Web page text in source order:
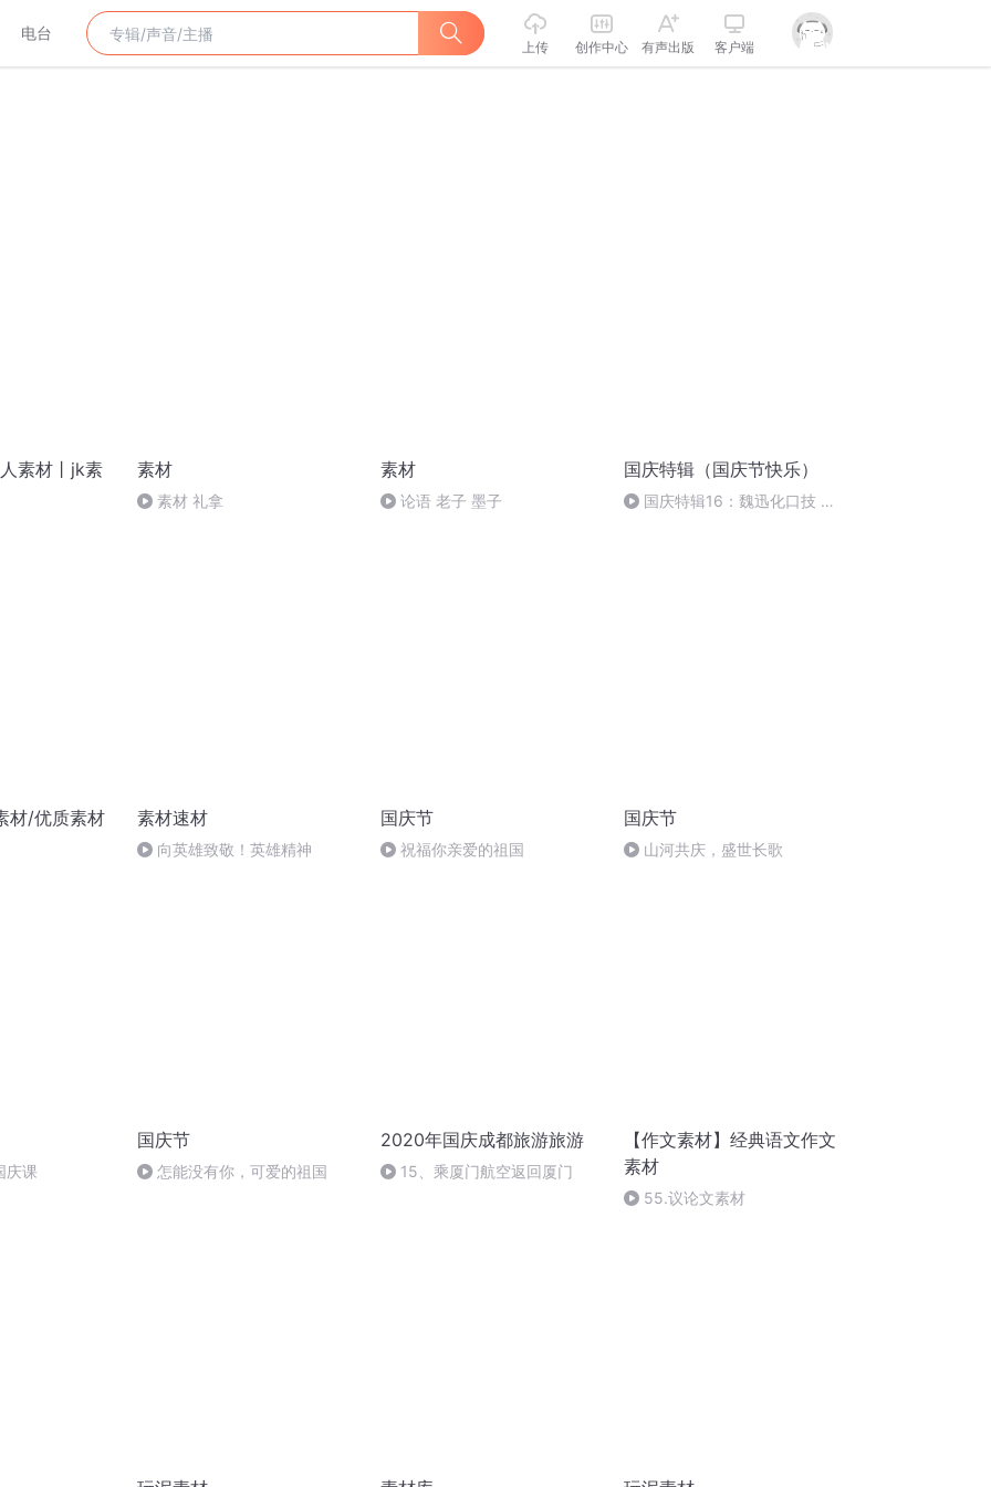
电台
上传 创作中心 有声出版 客户端
素材丨jk素 素材
素材 礼拿
素材
论语 老子 墨子
国庆特辑（国庆节快乐）
国庆特辑16：魏迅化口技 二
材/优质素材 素材速材
向英雄致敬！英雄精神
国庆节
祝福你亲爱的祖国
国庆节
山河共庆，盛世长歌
庆课
国庆节
怎能没有你，可爱的祖国
2020年国庆成都旅游旅游
15、乘厦门航空返回厦门
【作文素材】经典语文作文
素材
55.议论文素材